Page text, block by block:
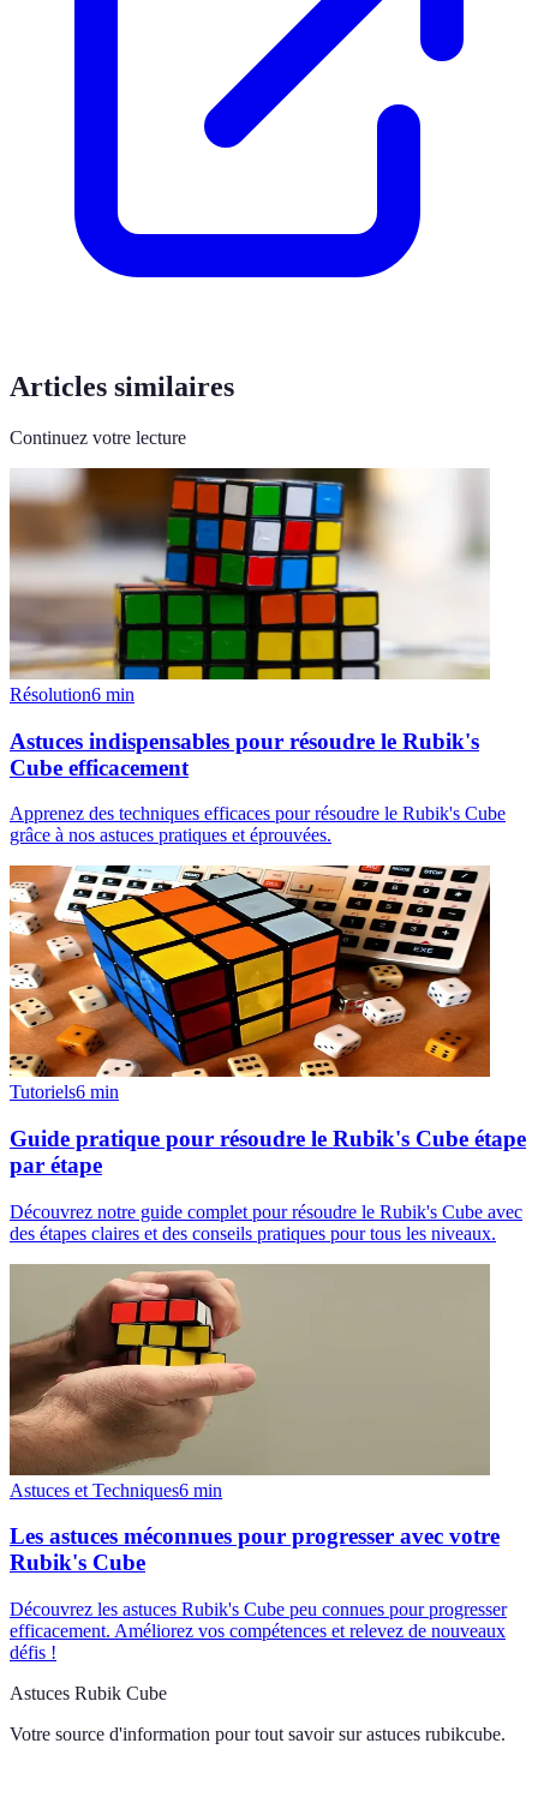
Articles similaires
Continuez votre lecture
Résolution6 min
Astuces indispensables pour résoudre le Rubik's
Cube efficacement
Apprenez des techniques efficaces pour résoudre le Rubik's Cube
grâce à nos astuces pratiques et éprouvées.
Tutoriels6 min
Guide pratique pour résoudre le Rubik's Cube étape
par étape
Découvrez notre guide complet pour résoudre le Rubik's Cube avec
des étapes claires et des conseils pratiques pour tous les niveaux.
Astuces et Techniques6 min
Les astuces méconnues pour progresser avec votre
Rubik's Cube
Découvrez les astuces Rubik's Cube peu connues pour progresser
efficacement. Améliorez vos compétences et relevez de nouveaux
défis !
Astuces Rubik Cube
Votre source d'information pour tout savoir sur astuces rubikcube.